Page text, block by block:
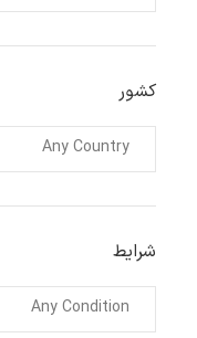
کشور
Any Country
شرایط
Any Condition